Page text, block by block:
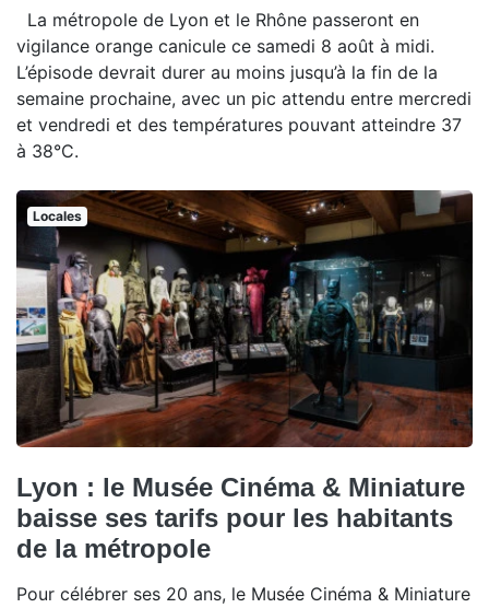
La métropole de Lyon et le Rhône passeront en
vigilance orange canicule ce samedi 8 août à midi.
L’épisode devrait durer au moins jusqu’à la fin de la
semaine prochaine, avec un pic attendu entre mercredi
et vendredi et des températures pouvant atteindre 37
à 38°C.
Locales
Lyon : le Musée Cinéma & Miniature
baisse ses tarifs pour les habitants
de la métropole
Pour célébrer ses 20 ans, le Musée Cinéma & Miniature